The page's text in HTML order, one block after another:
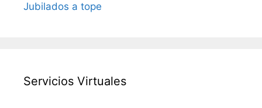
Jubilados a tope
Servicios Virtuales